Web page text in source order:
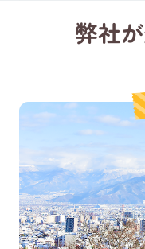
弊社